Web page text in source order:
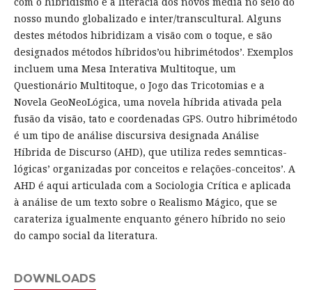
nosso mundo globalizado e inter/transcultural. Alguns
destes métodos hibridizam a visão com o toque, e são
designados métodos híbridos’ou hibrimétodos’. Exemplos
incluem uma Mesa Interativa Multitoque, um
Questionário Multitoque, o Jogo das Tricotomias e a
Novela GeoNeoLógica, uma novela híbrida ativada pela
fusão da visão, tato e coordenadas GPS. Outro hibrimétodo
é um tipo de análise discursiva designada Análise
Híbrida de Discurso (AHD), que utiliza redes semnticas-
lógicas’ organizadas por conceitos e relações-conceitos’. A
AHD é aqui articulada com a Sociologia Crítica e aplicada
à análise de um texto sobre o Realismo Mágico, que se
carateriza igualmente enquanto género híbrido no seio
do campo social da literatura.
DOWNLOADS